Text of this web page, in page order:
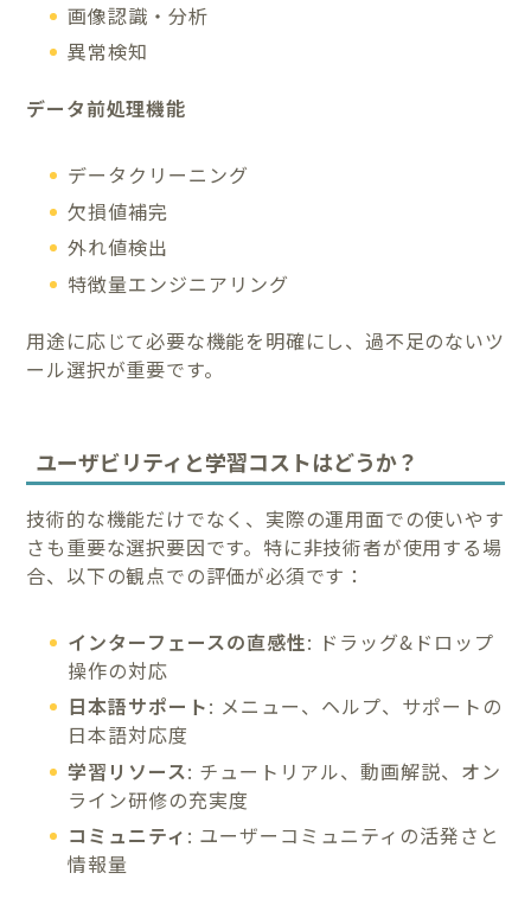
画像認識・分析
異常検知
データ前処理機能
データクリーニング
欠損値補完
外れ値検出
特徴量エンジニアリング
用途に応じて必要な機能を明確にし、過不足のないツ
ール選択が重要です。
ユーザビリティと学習コストはどうか？
技術的な機能だけでなく、実際の運用面での使いやす
さも重要な選択要因です。特に非技術者が使用する場
合、以下の観点での評価が必須です：
インターフェースの直感性: ドラッグ&ドロップ
操作の対応
日本語サポート: メニュー、ヘルプ、サポートの
日本語対応度
学習リソース: チュートリアル、動画解説、オン
ライン研修の充実度
コミュニティ : ユーザーコミュニティの活発さと
情報量